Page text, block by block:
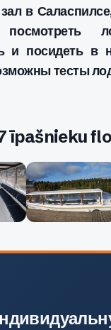
в
и посидеть в
тесты
īpašnieku